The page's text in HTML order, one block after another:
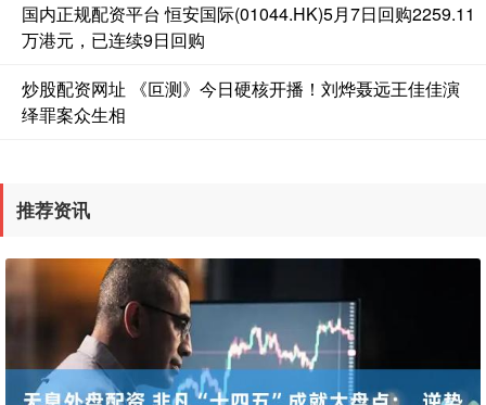
国内正规配资平台 恒安国际(01044.HK)5月7日回购2259.11
万港元，已连续9日回购
炒股配资网址 《叵测》今日硬核开播！刘烨聂远王佳佳演
绎罪案众生相
推荐资讯